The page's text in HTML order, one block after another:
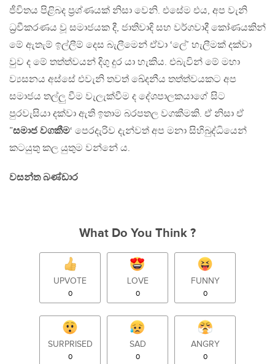
ජීවිතය පිළිබද ප්‍රශ්ණයක් නිසා වෙනි. එසේම එය, අප වැනි
ධ්‍රවීකරණය වූ සමාජයක දී, ජාතිවාදි සහ වර්ගවාදී කෝණයකින්
මේ ඇතැම් ඉල්ලීම් දෙස බැලීමෙන් ඒවා ‘ලේ’ හැලීමක් දක්වා
වුව ද මේ තත්ත්වයන් දිගු දුර යා හැකිය. එබැවින් මේ මහා
ව්‍යසනය අස්සේ එවැනි තවත් ඛේදනීය තත්ත්වයකට අප
සමාජය තල්ලු වීම වැලැක්වීම ද දේශපාලකයාගේ සිට
පුරවැසියා දක්වා ඇති ඉතාම බරපතල වගකීමකි. ඒ නිසා ඒ
”සමාජ වගකීම‘ පෙරදැරිව දැන්වත් අප මනා සිහිබුද්ධියෙන්
කටයුතු කල යුතුම වන්නේ ය.
වසන්ත බණ්ඩාර
What Do You Think ?
UPVOTE
0
LOVE
0
FUNNY
0
SURPRISED
0
SAD
0
ANGRY
0